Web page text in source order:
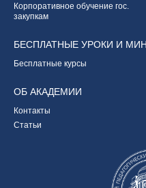
Корпоративное обучение гос.
закупкам
БЕСПЛАТНЫЕ УРОКИ И
Бесплатные курсы
ОБ АКАДЕМИИ
Контакты
Статьи